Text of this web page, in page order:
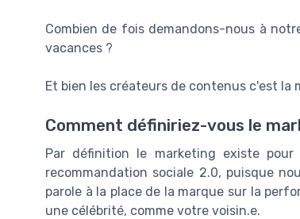
Combien de fois demandons-nous à
vacances ?
Et bien les créateurs de contenus c'est la
Comment définiriez-vous le
Par définition le marketing existe
recommandation sociale 2.0, puisque
parole à la place de la marque sur la
une célébrité, comme votre voisin.e.